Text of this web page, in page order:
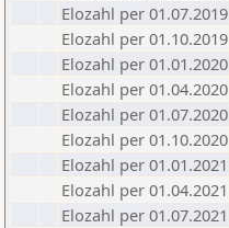
Elozahl per 01.07.2019
Elozahl per 01.10.2019
Elozahl per 01.01.2020
Elozahl per 01.04.2020
Elozahl per 01.07.2020
Elozahl per 01.10.2020
Elozahl per 01.01.2021
Elozahl per 01.04.2021
Elozahl per 01.07.2021